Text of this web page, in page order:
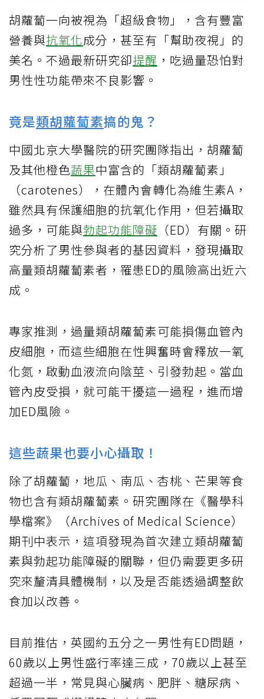
胡蘿蔔一向被視為「超級食物」，含有豐富
營養與抗氧化成分，甚至有「幫助夜視」的
美名。不過最新研究卻提醒 ，吃過量恐怕對
男性性功能帶來不良影響。
竟是類胡蘿蔔素搞的鬼？
中國北京大學醫院的研究團隊指出，胡蘿蔔
及其他橙色蔬果中富含的「類胡蘿蔔素」
（carotenes），在體內會轉化為維生素A，
雖然具有保護細胞的抗氧化作用，但若攝取
過多，可能與勃起功能障礙 （ED）有關。研
究分析了男性參與者的基因資料，發現攝取
高量類胡蘿蔔素者，罹患ED的風險高出近六
成。
專家推測，過量類胡蘿蔔素可能損傷血管內
皮細胞，而這些細胞在性興奮時會釋放一氧
化氮，啟動血液流向陰莖、引發勃起。當血
管內皮受損，就可能干擾這一過程，進而增
加ED風險。
這些蔬果也要小心攝取！
除了胡蘿蔔，地瓜、南瓜、杏桃、芒果等食
物也含有類胡蘿蔔素。研究團隊在《醫學科
學檔案》（Archives of Medical Science）
期刊中表示，這項發現為首次建立類胡蘿蔔
素與勃起功能障礙的關聯，但仍需要更多研
究來釐清具體機制，以及是否能透過調整飲
食加以改善。
目前推估，英國約五分之一男性有ED問題，
60歲以上男性盛行率達三成，70歲以上甚至
超過一半，常見與心臟病、肥胖、糖尿病、